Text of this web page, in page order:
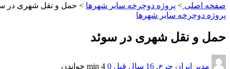
صفحه اصلی > پروژه دوچرخه سایر شهرها > حمل و نقل شهری در
پروژه دوچرخه سایر شهرها
حمل و نقل شهری در سوئد
مدیر ایران چرخ, 16 سال قبل 0
4 min خواندن